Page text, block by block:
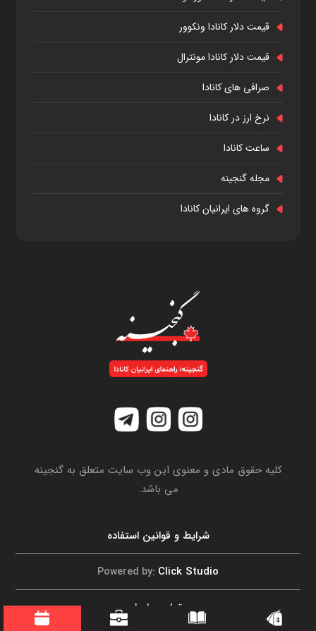
قیمت دلار کانادا ونکوور
قیمت دلار کانادا مونترال
صرافی های کانادا
نرخ ارز در کانادا
ساعت کانادا
مجله گنجینه
گروه های ایرانیان کانادا
کلیه حقوق مادی و معنوی این وب سایت متعلق به گنجینه
می باشد.
شرایط و قوانین استفاده
Powered by: Click Studio
تماس با ما